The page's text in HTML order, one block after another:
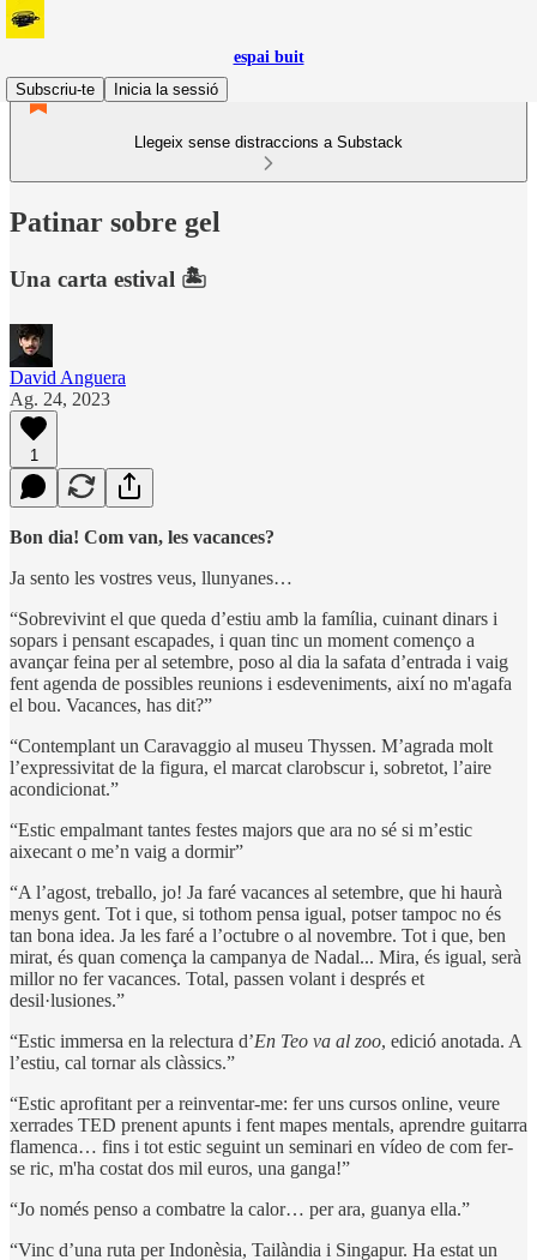
espai buit
Subscriu-te
Inicia la sessió
Llegeix sense distraccions a Substack
Patinar sobre gel
Una carta estival 🏝️
David Anguera
Ag. 24, 2023
1
Bon dia! Com van, les vacances?
Ja sento les vostres veus, llunyanes…
“Sobrevivint el que queda d’estiu amb la família, cuinant dinars i
sopars i pensant escapades, i quan tinc un moment començo a
avançar feina per al setembre, poso al dia la safata d’entrada i vaig
fent agenda de possibles reunions i esdeveniments, així no m'agafa
el bou. Vacances, has dit?”
“Contemplant un Caravaggio al museu Thyssen. M’agrada molt
l’expressivitat de la figura, el marcat clarobscur i, sobretot, l’aire
acondicionat.”
“Estic empalmant tantes festes majors que ara no sé si m’estic
aixecant o me’n vaig a dormir”
“A l’agost, treballo, jo! Ja faré vacances al setembre, que hi haurà
menys gent. Tot i que, si tothom pensa igual, potser tampoc no és
tan bona idea. Ja les faré a l’octubre o al novembre. Tot i que, ben
mirat, és quan comença la campanya de Nadal... Mira, és igual, serà
millor no fer vacances. Total, passen volant i després et
desil·lusiones.”
“Estic immersa en la relectura d’En Teo va al zoo, edició anotada. A
l’estiu, cal tornar als clàssics.”
“Estic aprofitant per a reinventar-me: fer uns cursos online, veure
xerrades TED prenent apunts i fent mapes mentals, aprendre guitarra
flamenca… fins i tot estic seguint un seminari en vídeo de com fer-
se ric, m'ha costat dos mil euros, una ganga!”
“Jo només penso a combatre la calor… per ara, guanya ella.”
“Vinc d’una ruta per Indonèsia, Tailàndia i Singapur. Ha estat un